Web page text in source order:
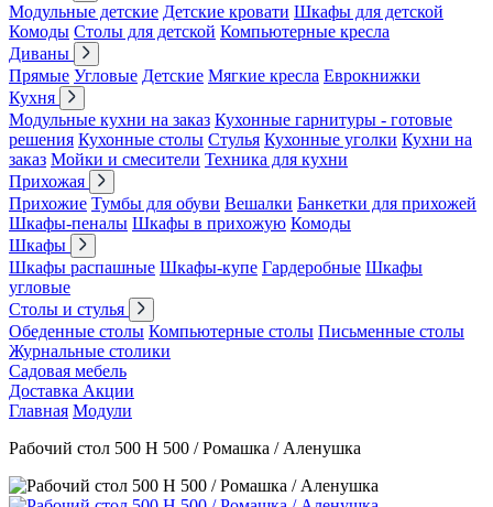
Модульные детские Детские кровати Шкафы для детской
Комоды Столы для детской Компьютерные кресла
Диваны
Прямые Угловые Детские Мягкие кресла Еврокнижки
Кухня
Модульные кухни на заказ Кухонные гарнитуры - готовые
решения Кухонные столы Стулья Кухонные уголки Кухни на
заказ Мойки и смесители Техника для кухни
Прихожая
Прихожие Тумбы для обуви Вешалки Банкетки для прихожей
Шкафы-пеналы Шкафы в прихожую Комоды
Шкафы
Шкафы распашные Шкафы-купе Гардеробные Шкафы
угловые
Столы и стулья
Обеденные столы Компьютерные столы Письменные столы
Журнальные столики
Садовая мебель
Доставка Акции
Главная Модули
Рабочий стол 500 Н 500 / Ромашка / Аленушка